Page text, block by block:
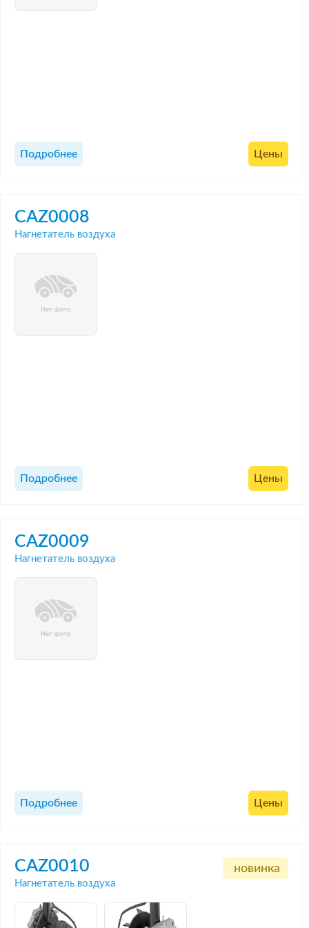
Подробнее Цены
CAZ0008
Нагнетатель воздуха
Подробнее Цены
CAZ0009
Нагнетатель воздуха
Подробнее Цены
CAZ0010
Нагнетатель воздуха
новинка